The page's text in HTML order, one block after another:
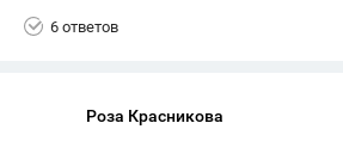
6 ответов
Роза Красникова